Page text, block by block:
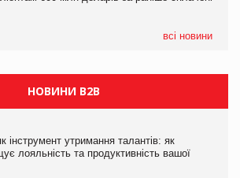
всі новини
заморожені хлібобулочні вироби на
НОВИНИ B2B
інструмент утримання талантів: як
лояльність та продуктивність вашої